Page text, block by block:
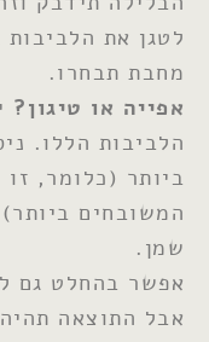
לטגן את
מחבת תבחרו.
אפייה או טיגון?
הלביבות הללו.
ביותר (כלומר,
המשובחים
שמן.
אפשר בהחלט גם
אבל התוצאה